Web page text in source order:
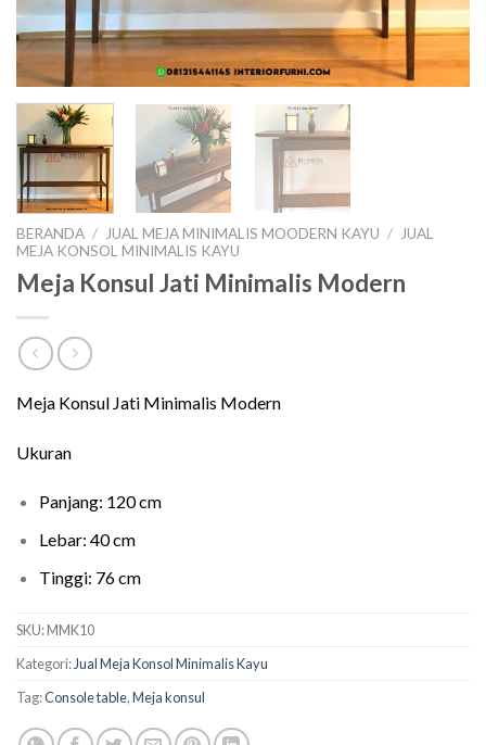
BERANDA / JUAL MEJA MINIMALIS MOODERN KAYU / JUAL
MEJA KONSOL MINIMALIS KAYU
Meja Konsul Jati Minimalis Modern
Meja Konsul Jati Minimalis Modern
Ukuran
Panjang: 120 cm
Lebar: 40 cm
Tinggi: 76 cm
SKU:MMK10
Kategori:Jual Meja Konsol Minimalis Kayu
Tag:Console table,Meja konsul